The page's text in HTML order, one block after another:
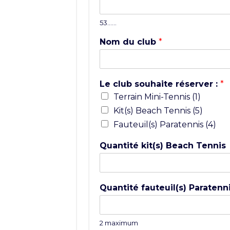
53……
Nom du club *
Le club souhaite réserver : *
Terrain Mini-Tennis (1)
Kit(s) Beach Tennis (5)
Fauteuil(s) Paratennis (4)
Quantité kit(s) Beach Tennis
Quantité fauteuil(s)
2 maximum